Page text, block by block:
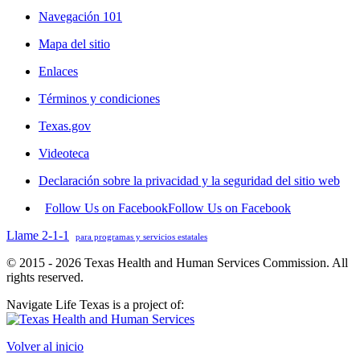
Navegación 101
Mapa del sitio
Enlaces
Términos y condiciones
Texas.gov
Videoteca
Declaración sobre la privacidad y la seguridad del sitio web
Follow Us on FacebookFollow Us on Facebook
Llame 2-1-1
para programas y servicios estatales
© 2015 - 2026 Texas Health and Human Services Commission. All
rights reserved.
Navigate Life Texas is a project of:
Volver al inicio